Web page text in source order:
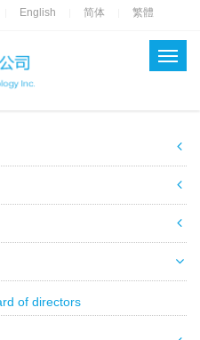
English 简体 繁體
of directors